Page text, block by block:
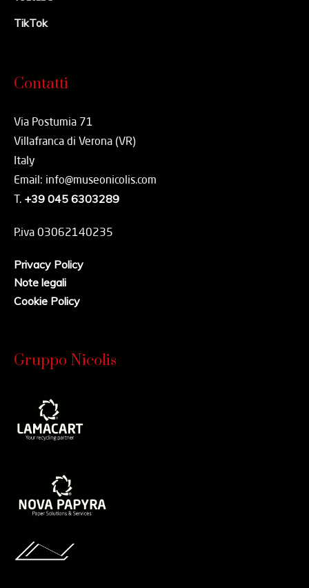
TikTok
Contatti
Via Postumia 71
Villafranca di Verona (VR)
Italy
Email: info@museonicolis.com
T. +39 045 6303289
P.iva 03062140235
Privacy Policy
Note legali
Cookie Policy
Gruppo Nicolis